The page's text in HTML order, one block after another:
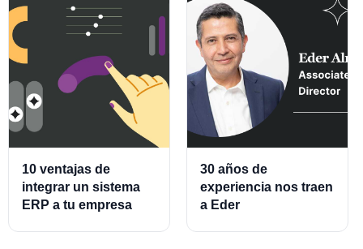
10 ventajas de
integrar un sistema
ERP a tu empresa
30 años de
experiencia nos traen
a Eder